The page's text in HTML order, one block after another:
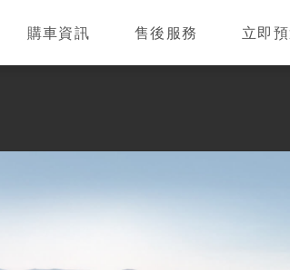
購車資訊 售後服務 立即